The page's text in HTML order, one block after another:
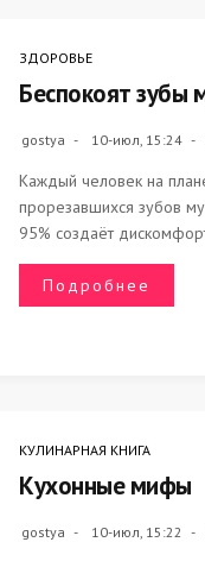
ЗДОРОВЬЕ
Беспокоят зубы
gostya 10-июл, 15:24
Каждый человек на
прорезавшихся зубов
95% создаёт
Подробнее
КУЛИНАРНАЯ КНИГА
Кухонные мифы
gostya 10-июл, 15:22